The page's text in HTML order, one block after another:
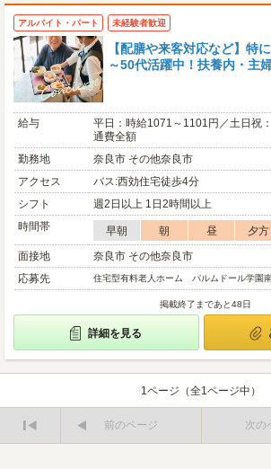
アルバイト・パート 未経験者歓迎
【配膳や来客対応など】特
～50代活躍中！扶養内・主
給与
平日：時給1071～1101円／土日祝
通費全額
勤務地
奈良市 その他奈良市
アクセス
バス:西効住宅徒歩4分
シフト
週2日以上 1日2時間以上
時間帯
早朝 朝 昼 夕方
面接地
奈良市 その他奈良市
応募先
住宅型有料老人ホーム パルムドール学園
掲載終了まであと48日
詳細を見る
1ページ（全1ページ中）
前のページ
次の